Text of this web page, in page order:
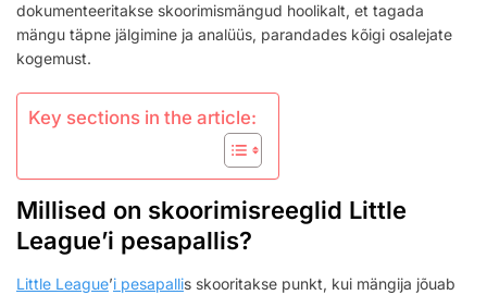
dokumenteeritakse skoorimismängud hoolikalt, et tagada
mängu täpne jälgimine ja analüüs, parandades kõigi osalejate
kogemust.
Key sections in the article:
Millised on skoorimisreeglid Little
League’i pesapallis?
Little League’i pesapallis skooritakse punkt, kui mängija jõuab